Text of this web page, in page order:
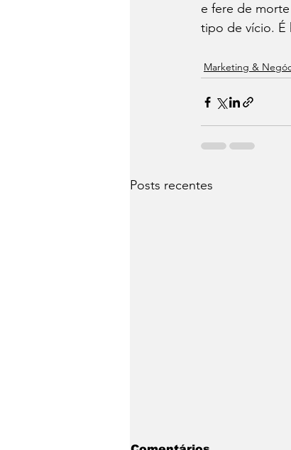
e fere de
tipo de vício. É
Marketing &
Posts recentes